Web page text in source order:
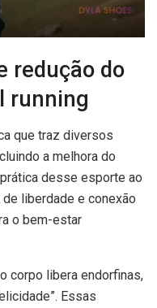
redução do
running
que traz diversos
a melhora do
desse esporte ao
liberdade e conexão
o bem-estar
corpo libera endorfinas,
Essas